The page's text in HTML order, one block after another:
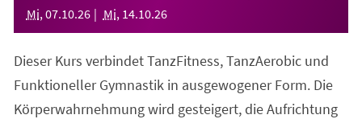
Mi, 07.10.26 Mi, 14.10.26
Dieser Kurs verbindet TanzFitness, TanzAerobic und
Funktioneller Gymnastik in ausgewogener Form. Die
Körperwahrnehmung wird gesteigert, die Aufrichtung